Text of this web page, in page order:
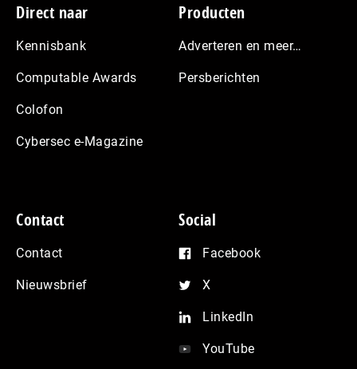
Footer
Direct naar
Kennisbank
Computable Awards
Colofon
Cybersec e-Magazine
Producten
Adverteren en meer…
Persberichten
Contact
Contact
Nieuwsbrief
Social
Facebook
X
LinkedIn
YouTube